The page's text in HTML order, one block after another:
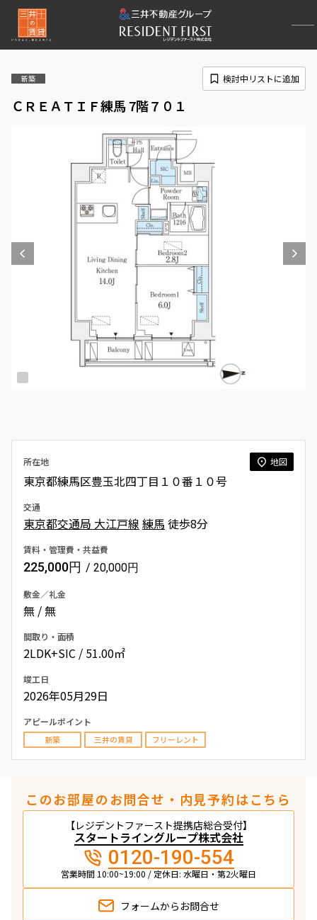
新築
ＣＲＥＡＴＩＦ練馬 7階７０１
検討中リストに追加
所在地 地図
東京都練馬区豊玉北四丁目１０番１０号
交通
東京都交通局 大江戸線 練馬 徒歩8分
賃料・管理費・共益費
225,000円 / 20,000円
敷金／礼金
無 / 無
間取り・面積
2LDK+SIC / 51.00㎡
竣工日
2026年05月29日
アピールポイント
新築 三井の賃貸 フリーレント
このお部屋のお問合せ・内見予約はこちら
【レジデントファースト提携店総合受付】
スタートライングループ株式会社
0120-190-554
営業時間 10:00~19:00 / 定休日: 水曜日・第2火曜日
フォームから お問合せ